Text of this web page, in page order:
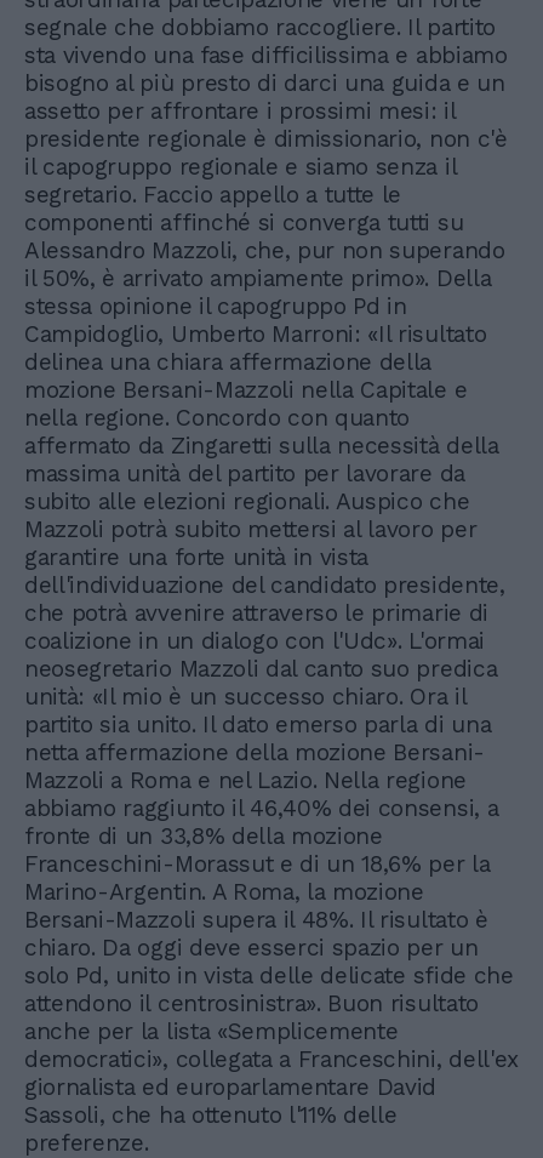
segnale che dobbiamo raccogliere. Il partito
sta vivendo una fase difficilissima e abbiamo
bisogno al più presto di darci una guida e un
assetto per affrontare i prossimi mesi: il
presidente regionale è dimissionario, non c'è
il capogruppo regionale e siamo senza il
segretario. Faccio appello a tutte le
componenti affinché si converga tutti su
Alessandro Mazzoli, che, pur non superando
il 50%, è arrivato ampiamente primo». Della
stessa opinione il capogruppo Pd in
Campidoglio, Umberto Marroni: «Il risultato
delinea una chiara affermazione della
mozione Bersani-Mazzoli nella Capitale e
nella regione. Concordo con quanto
affermato da Zingaretti sulla necessità della
massima unità del partito per lavorare da
subito alle elezioni regionali. Auspico che
Mazzoli potrà subito mettersi al lavoro per
garantire una forte unità in vista
dell'individuazione del candidato presidente,
che potrà avvenire attraverso le primarie di
coalizione in un dialogo con l'Udc». L'ormai
neosegretario Mazzoli dal canto suo predica
unità: «Il mio è un successo chiaro. Ora il
partito sia unito. Il dato emerso parla di una
netta affermazione della mozione Bersani-
Mazzoli a Roma e nel Lazio. Nella regione
abbiamo raggiunto il 46,40% dei consensi, a
fronte di un 33,8% della mozione
Franceschini-Morassut e di un 18,6% per la
Marino-Argentin. A Roma, la mozione
Bersani-Mazzoli supera il 48%. Il risultato è
chiaro. Da oggi deve esserci spazio per un
solo Pd, unito in vista delle delicate sfide che
attendono il centrosinistra». Buon risultato
anche per la lista «Semplicemente
democratici», collegata a Franceschini, dell'ex
giornalista ed europarlamentare David
Sassoli, che ha ottenuto l'11% delle
preferenze.